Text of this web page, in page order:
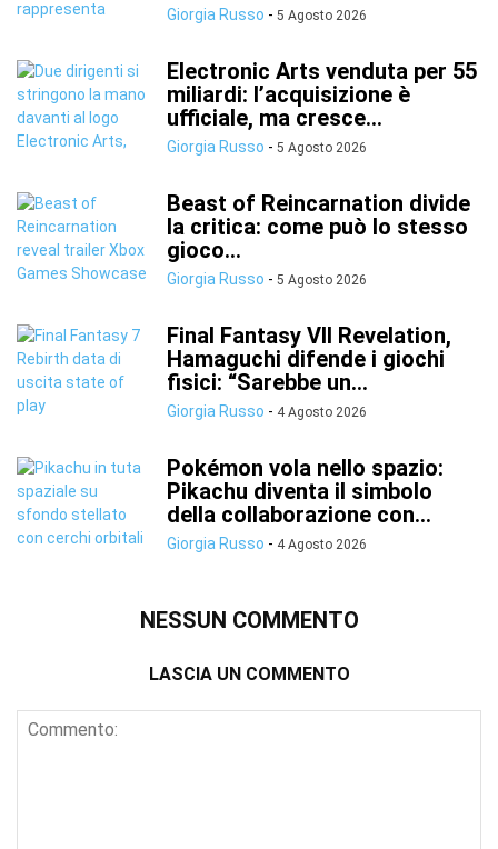
Giorgia Russo - 5 Agosto 2026
Electronic Arts venduta per 55
miliardi: l’acquisizione è
ufficiale, ma cresce...
Giorgia Russo - 5 Agosto 2026
Beast of Reincarnation divide
la critica: come può lo stesso
gioco...
Giorgia Russo - 5 Agosto 2026
Final Fantasy VII Revelation,
Hamaguchi difende i giochi
fisici: “Sarebbe un...
Giorgia Russo - 4 Agosto 2026
Pokémon vola nello spazio:
Pikachu diventa il simbolo
della collaborazione con...
Giorgia Russo - 4 Agosto 2026
NESSUN COMMENTO
LASCIA UN COMMENTO